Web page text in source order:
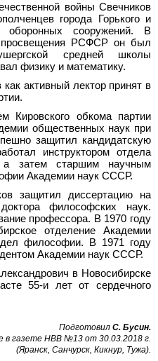
войны Свечников
города Горького и
оборонных сооружений. В
просвещения РСФСР он был
средней школы
физику и математику.
активный лектор принят в
Кировского обкома партии
общественных наук при
защитил кандидатскую
инструктором отдела
затем старшим научным
Академии наук СССР.
защитил диссертацию на
философских наук.
профессора. В 1970 году
отделение Академии
философии. В 1971 году
Академии наук СССР.
в Новосибирске
55-и лет от сердечного
Подготовил С. Бусин.
газете НВВ №13 от 30.03.2018 г.
(Яранск, Санчурск, Кикнур, Тужа).